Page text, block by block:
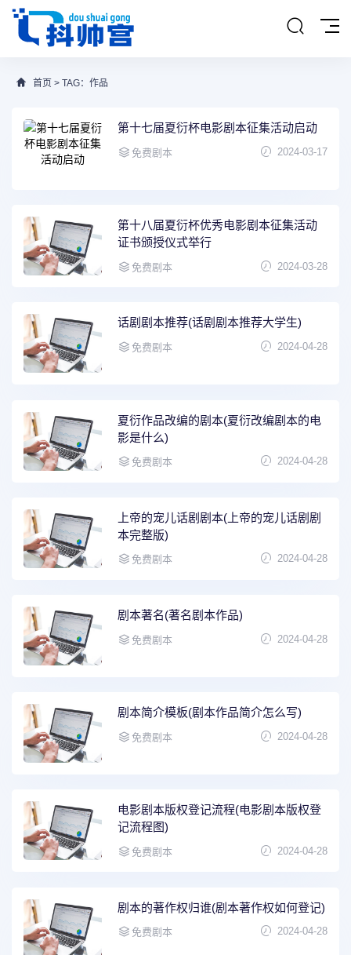
首页 > TAG：作品
第十七届夏衍杯电影剧本征集活动启动
免费剧本 2024-03-17
第十八届夏衍杯优秀电影剧本征集活动
证书颁授仪式举行
免费剧本 2024-03-28
话剧剧本推荐(话剧剧本推荐大学生)
免费剧本 2024-04-28
夏衍作品改编的剧本(夏衍改编剧本的电
影是什么)
免费剧本 2024-04-28
上帝的宠儿话剧剧本(上帝的宠儿话剧剧
本完整版)
免费剧本 2024-04-28
剧本著名(著名剧本作品)
免费剧本 2024-04-28
剧本简介模板(剧本作品简介怎么写)
免费剧本 2024-04-28
电影剧本版权登记流程(电影剧本版权登
记流程图)
免费剧本 2024-04-28
剧本的著作权归谁(剧本著作权如何登记)
免费剧本 2024-04-28